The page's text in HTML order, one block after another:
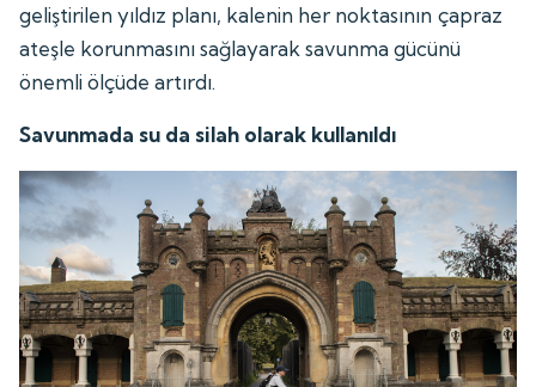
geliştirilen yıldız planı, kalenin her noktasının çapraz
ateşle korunmasını sağlayarak savunma gücünü
önemli ölçüde artırdı.
Savunmada su da silah olarak kullanıldı